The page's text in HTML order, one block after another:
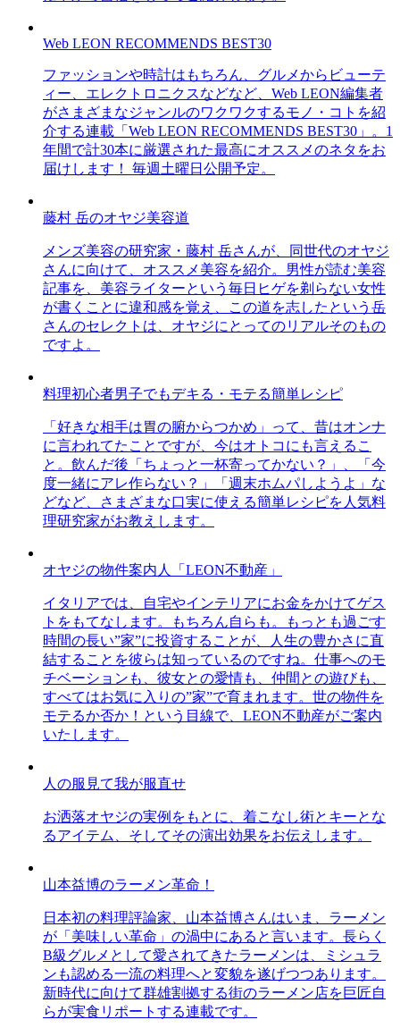
Web LEON RECOMMENDS BEST30
ファッションや時計はもちろん、グルメからビューテ
ィー、エレクトロニクスなどなど、Web LEON編集者
がさまざまなジャンルのワクワクするモノ・コトを紹
介する連載「Web LEON RECOMMENDS BEST30」。1
年間で計30本に厳選された最高にオススメのネタをお
届けします！ 毎週土曜日公開予定。
藤村 岳のオヤジ美容道
メンズ美容の研究家・藤村 岳さんが、同世代のオヤジ
さんに向けて、オススメ美容を紹介。男性が読む美容
記事を、美容ライターという毎日ヒゲを剃らない女性
が書くことに違和感を覚え、この道を志したという岳
さんのセレクトは、オヤジにとってのリアルそのもの
ですよ。
料理初心者男子でもデキる・モテる簡単レシピ
「好きな相手は胃の腑からつかめ」って、昔はオンナ
に言われてたことですが、今はオトコにも言えるこ
と。飲んだ後「ちょっと一杯寄ってかない？」、「今
度一緒にアレ作らない？」「週末ホムパしようよ」な
どなど、さまざまな口実に使える簡単レシピを人気料
理研究家がお教えします。
オヤジの物件案内人「LEON不動産」
イタリアでは、自宅やインテリアにお金をかけてゲス
トをもてなします。もちろん自らも。もっとも過ごす
時間の長い”家”に投資することが、人生の豊かさに直
結することを彼らは知っているのですね。仕事へのモ
チベーションも、彼女との愛情も、仲間との遊びも、
すべてはお気に入りの”家”で育まれます。世の物件を
モテるか否か！という目線で、LEON不動産がご案内
いたします。
人の服見て我が服直せ
お洒落オヤジの実例をもとに、着こなし術とキーとな
るアイテム、そしてその演出効果をお伝えします。
山本益博のラーメン革命！
日本初の料理評論家、山本益博さんはいま、ラーメン
が「美味しい革命」の渦中にあると言います。長らく
B級グルメとして愛されてきたラーメンは、ミシュラ
ンも認める一流の料理へと変貌を遂げつつあります。
新時代に向けて群雄割拠する街のラーメン店を巨匠自
らが実食リポートする連載です。